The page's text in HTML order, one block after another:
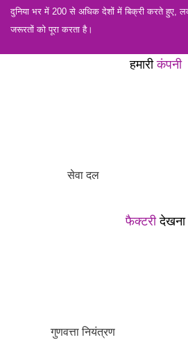
︎दुनिया भर में 200 से अधिक देशों में बिक्री करते हुए,
जरूरतों को पूरा करता है।
हमारी कंपनी
सेवा दल
फैक्टरीदेखना
गुणवत्ता नियंत्रण